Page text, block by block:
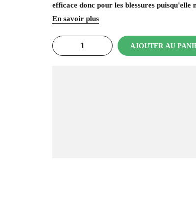
efficace donc pour les blessures puisqu'elle
En savoir plus
AJOUTER AU